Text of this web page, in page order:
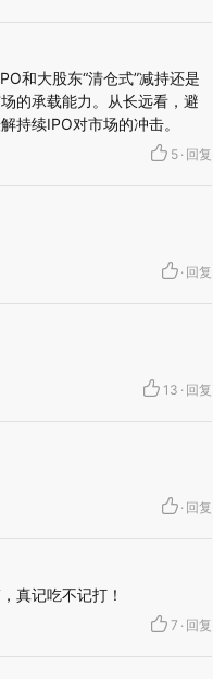
和大股东“清仓式”减持还是
的承载能力。从长远看，避
持续IPO对市场的冲击。
5 · 回复
· 回复
13 · 回复
· 回复
真记吃不记打！
7 · 回复